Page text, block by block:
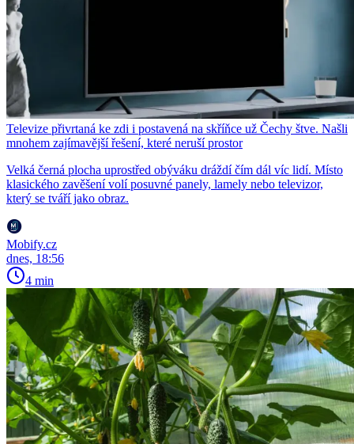
Televize přivrtaná ke zdi i postavená na skříňce už Čechy štve. Našli
mnohem zajímavější řešení, které neruší prostor
Velká černá plocha uprostřed obýváku dráždí čím dál víc lidí. Místo
klasického zavěšení volí posuvné panely, lamely nebo televizor,
který se tváří jako obraz.
Mobify.cz
dnes, 18:56
4 min